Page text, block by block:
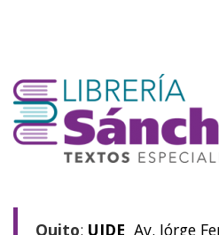
Quito: UIDE Av. Jórge